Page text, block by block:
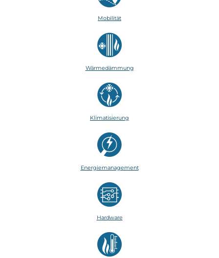
Mobilität
Wärmedämmung
Klimatisierung
Energiemanagement
Hardware